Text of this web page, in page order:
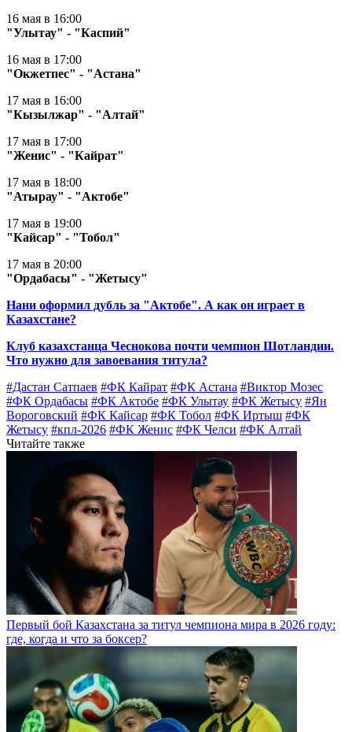
16 мая в 16:00
"Улытау" - "Каспий"
16 мая в 17:00
"Окжетпес" - "Астана"
17 мая в 16:00
"Кызылжар" - "Алтай"
17 мая в 17:00
"Женис" - "Кайрат"
17 мая в 18:00
"Атырау" - "Актобе"
17 мая в 19:00
"Кайсар" - "Тобол"
17 мая в 20:00
"Ордабасы" - "Жетысу"
Нани оформил дубль за "Актобе". А как он играет в
Казахстане?
Клуб казахстанца Чеснокова почти чемпион Шотландии.
Что нужно для завоевания титула?
#Дастан Сатпаев #ФК Кайрат #ФК Астана #Виктор Мозес
#ФК Ордабасы #ФК Актобе #ФК Улытау #ФК Жетысу #Ян
Вороговский #ФК Кайсар #ФК Тобол #ФК Иртыш #ФК
Жетысу #кпл-2026 #ФК Женис #ФК Челси #ФК Алтай
Читайте также
Первый бой Казахстана за титул чемпиона мира в 2026 году:
где, когда и что за боксер?